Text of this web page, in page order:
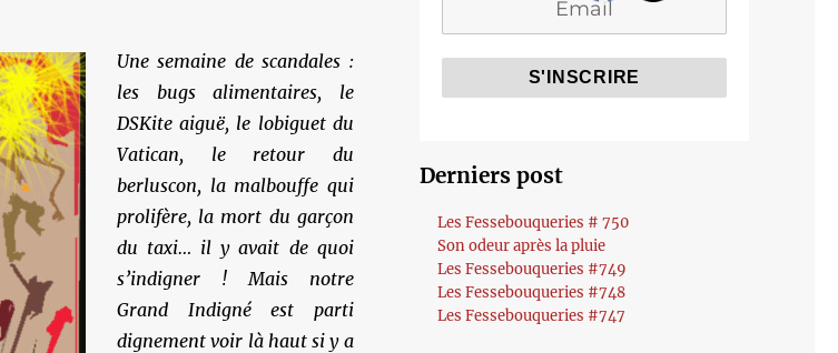
Une semaine de scandales :
les bugs alimentaires, le
DSKite aiguë, le lobiguet du
Vatican, le retour du
berluscon, la malbouffe qui
prolifère, la mort du garçon
du taxi… il y avait de quoi
s’indigner ! Mais notre
Grand Indigné est parti
dignement voir là haut si y a
Derniers post
Les Fessebouqueries # 750
Son odeur après la pluie
Les Fessebouqueries #749
Les Fessebouqueries #748
Les Fessebouqueries #747